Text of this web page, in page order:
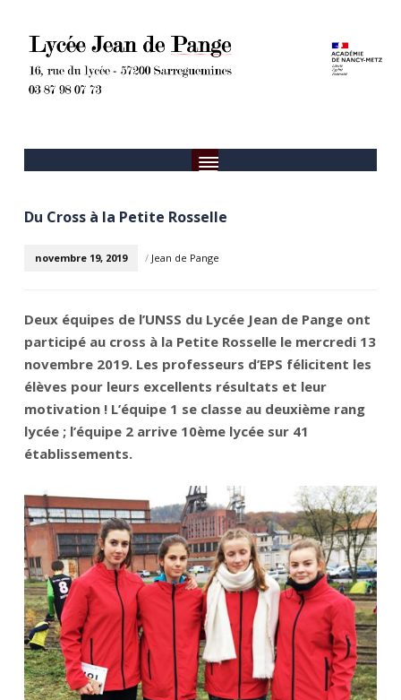
Du Cross à la Petite Rosselle
novembre 19, 2019 / Jean de Pange
Deux équipes de l’UNSS du Lycée Jean de Pange ont
participé au cross à la Petite Rosselle le mercredi 13
novembre 2019. Les professeurs d’EPS félicitent les
élèves pour leurs excellents résultats et leur
motivation ! L’équipe 1 se classe au deuxième rang
lycée ; l’équipe 2 arrive 10ème lycée sur 41
établissements.